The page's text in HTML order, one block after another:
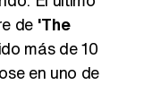
de 'The
más de 10
en uno de